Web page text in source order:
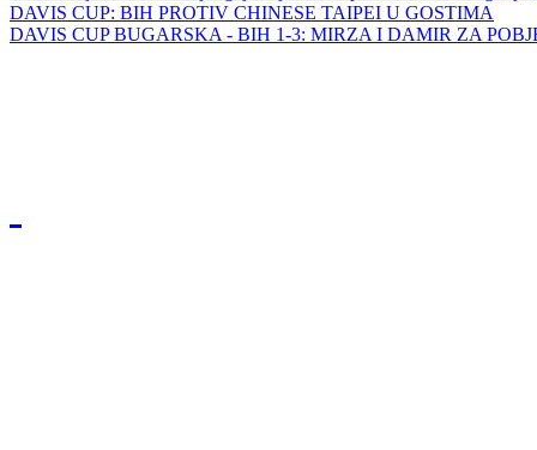
DAVIS CUP: BIH PROTIV CHINESE TAIPEI U GOSTIMA
DAVIS CUP BUGARSKA - BIH 1-3: MIRZA I DAMIR ZA